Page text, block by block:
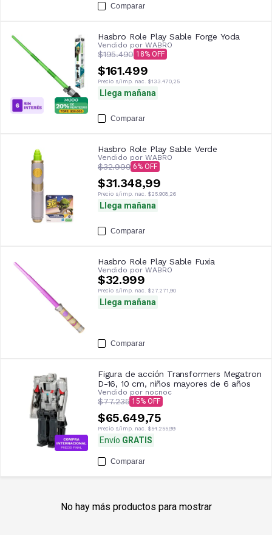
Comparar
Hasbro Role Play Sable Forge Yoda
Vendido por WABRO
$195.490 18
$161.499
Precio s/imp. nac. $133.470,25
Llega mañana
Comparar
Hasbro Role Play Sable Verde
Vendido por WABRO
$32.999 6
$31.348,99
Precio s/imp. nac. $25.908,26
Llega mañana
Comparar
Hasbro Role Play Sable Fuxia
Vendido por WABRO
$32.999
Precio s/imp. nac. $27.271,90
Llega mañana
Comparar
Figura de acción Transformers Megatron
D-16, 10 cm, niños mayores de 6 años
Vendido por nocnoc
$77.235 15
$65.649,75
Precio s/imp. nac. $54.255,99
Envío GRATIS
Comparar
No hay más productos para mostrar